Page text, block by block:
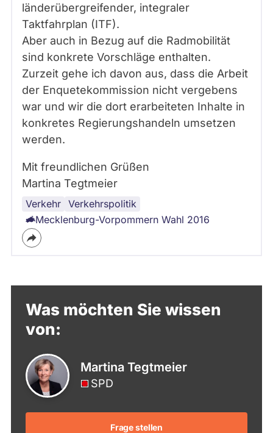
länderübergreifender, integraler
Taktfahrplan (ITF).
Aber auch in Bezug auf die Radmobilität
sind konkrete Vorschläge enthalten.
Zurzeit gehe ich davon aus, dass die Arbeit
der Enquetekommission nicht vergebens
war und wir die dort erarbeiteten Inhalte in
konkretes Regierungshandeln umsetzen
werden.
Mit freundlichen Grüßen
Martina Tegtmeier
Verkehr Verkehrspolitik
Infrastruktur
Wahl
öffentliche
Verkehrsmittel
Mecklenburg-
Vorpommern
Mecklenburg-Vorpommern Wahl 2016
Was möchten Sie wissen
von:
Martina Tegtmeier
SPD
Frage stellen